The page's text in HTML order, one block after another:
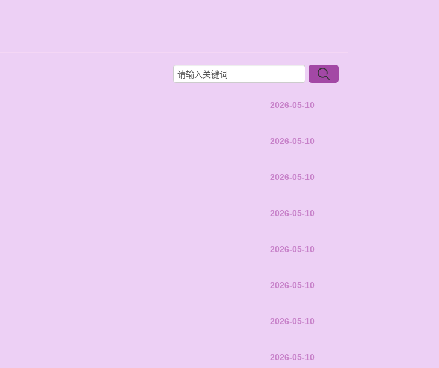
2026-05-10
2026-05-10
2026-05-10
2026-05-10
2026-05-10
2026-05-10
2026-05-10
2026-05-10